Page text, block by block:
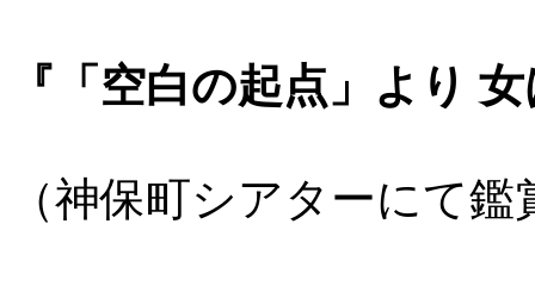
『「空白の起点」より
（神保町シアターにて鑑